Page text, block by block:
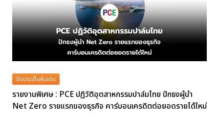
จับประเด็นหุ้นเด่น
รายงานพิเศษ : PCE ปฏิวัติอุตสาหกรรมปาล์มไทย ปักธงผู้นำ
Net Zero รายแรกของธุรกิจ คาร์บอนเครดิตต่อยอดรายได้ใหม่